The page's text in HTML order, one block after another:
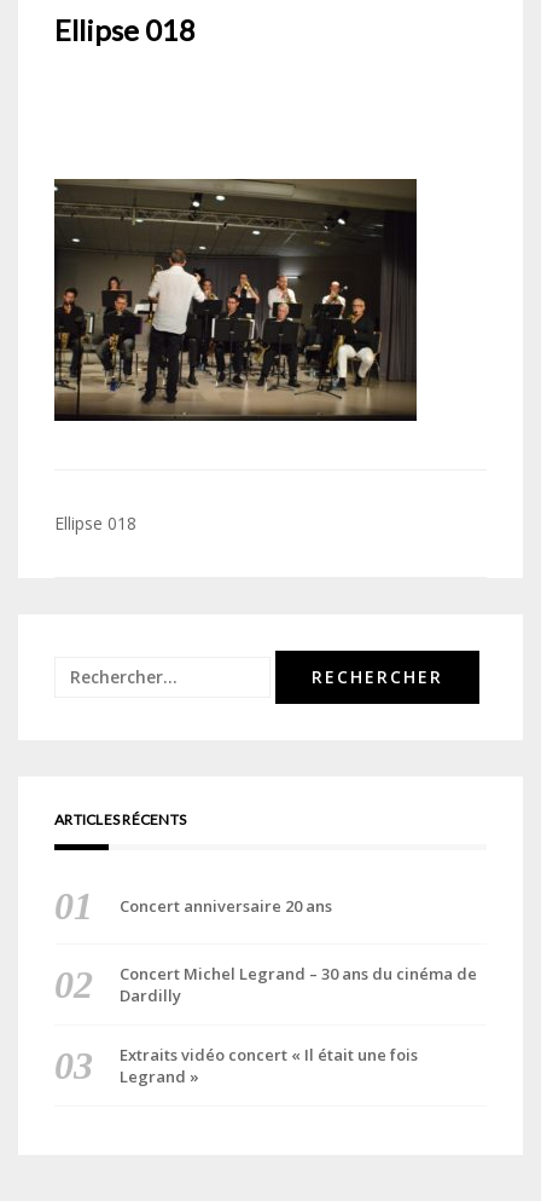
Ellipse 018
Navigation
Ellipse 018
Rechercher :
ARTICLES RÉCENTS
Concert anniversaire 20 ans
Concert Michel Legrand – 30 ans du cinéma de
Dardilly
Extraits vidéo concert « Il était une fois
Legrand »